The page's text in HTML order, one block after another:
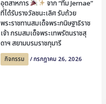
อุตสาหการ
จาก “ทีม Jernae”
ที่ได้รับรางวัลชนะเลิศ รับถ้วย
พระราชทานสมเด็จพระกนิษฐาธิราช
เจ้า กรมสมเด็จพระเทพรัตนราชสุ
ดาฯ สยามบรมราชกุมารี
กิจกรรม /กรกฎาคม 26, 2026